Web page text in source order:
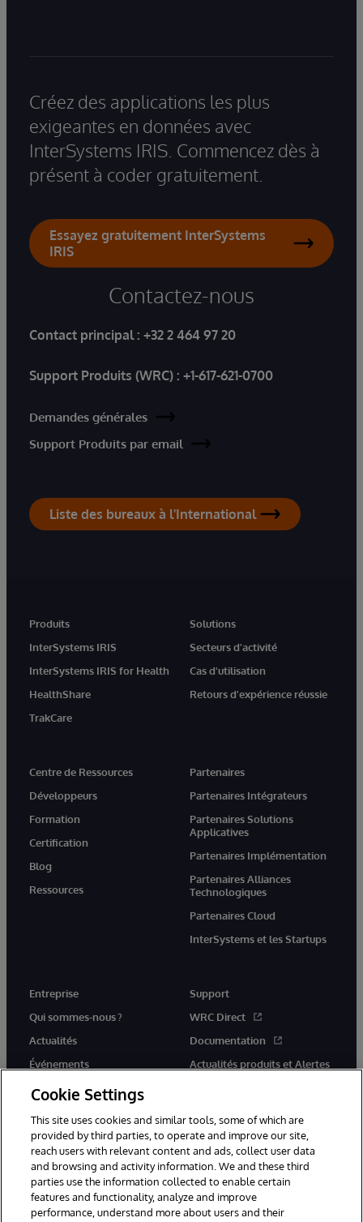
Créez des applications les plus
exigeantes en données avec
InterSystems IRIS. Commencez dès à
présent à coder gratuitement.
Essayez gratuitement InterSystems
IRIS
Contactez-nous
Contact principal : +32 2 464 97 20
Support Produits (WRC) : +1-617-621-0700
Demandes générales
Support Produits par email
Liste des bureaux à l'International
Produits
InterSystems IRIS
InterSystems IRIS for Health
HealthShare
TrakCare
Solutions
Secteurs d'activité
Cas d'utilisation
Retours d'expérience réussie
Centre de Ressources
Développeurs
Formation
Certification
Blog
Ressources
Partenaires
Partenaires Intégrateurs
Partenaires Solutions
Applicatives
Partenaires Implémentation
Partenaires Alliances
Technologiques
Partenaires Cloud
InterSystems et les Startups
Entreprise
Qui sommes-nous ?
Actualités
Événements
Rejoignez-nous
Support
WRC Direct
Documentation
Actualités produits et Alertes
© 1996-2026 InterSystems Corporation, Cambridge, MA. Tous droits
réservés.
Cookie Settings
This site uses cookies and similar tools, some of which are
provided by third parties, to operate and improve our site,
reach users with relevant content and ads, collect user data
and browsing and activity information. We and these third
parties use the information collected to enable certain
features and functionality, analyze and improve
performance, understand more about users and their